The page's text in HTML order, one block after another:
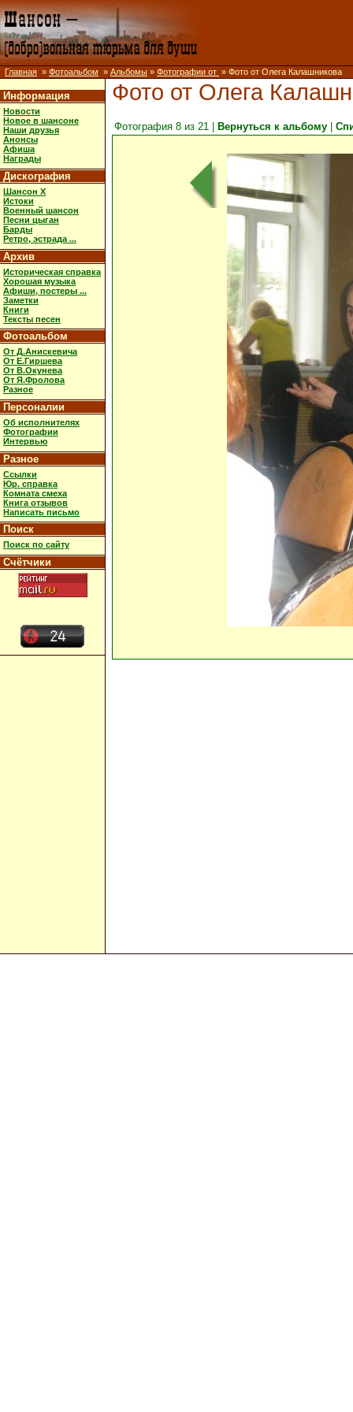
Главная » Фотоальбом » Альбомы » Фотографии от » Фото от Олега Калашникова
Информация
Новости
Новое в шансоне
Наши друзья
Анонсы
Афиша
Награды
Дискография
Шансон X
Истоки
Военный шансон
Песни цыган
Барды
Ретро, эстрада ...
Архив
Историческая справка
Хорошая музыка
Афиши, постеры ...
Заметки
Книги
Тексты песен
Фотоальбом
От Д.Анискевича
От Е.Гиршева
От В.Окунева
От Я.Фролова
Разное
Персоналии
Об исполнителях
Фотографии
Интервью
Разное
Ссылки
Юр. справка
Комната смеха
Книга отзывов
Написать письмо
Поиск
Поиск по сайту
Счётчики
Фото от Олега
Фотография 8 из 21 | Вернуться к альбому